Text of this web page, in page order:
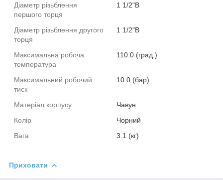
Діаметр різьблення
першого торця
1 1/2"В
Діаметр різьблення другого
торця
1 1/2"В
Максимальна робоча
температура
110.0 (град.)
Максимальний робочий
тиск
10.0 (бар)
Матеріал корпусу
Чавун
Колір
Чорний
Вага
3.1 (кг)
Приховати